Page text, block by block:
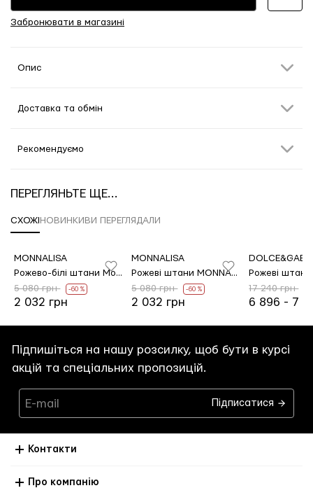
Забронювати в магазині
Опис
Доставка та обмін
Рекомендуємо
ПЕРЕГЛЯНЬТЕ ЩЕ...
СХОЖІНОВИНКИВИ ПЕРЕГЛЯДАЛИ
MONNALISA
Рожево-білі штани Monnalisa з бавовни та еластану
5 080 грн
-60 %
2 032 грн
MONNALISA
Рожеві штани MONNALISA з бавовни
5 080 грн
-60 %
2 032 грн
17 240 грн
6 896 - 7
Підпишіться на нашу розсилку, щоб бути в курсі
акцій та спеціальних пропозицій.
Підписатися
Контакти
Про компанію